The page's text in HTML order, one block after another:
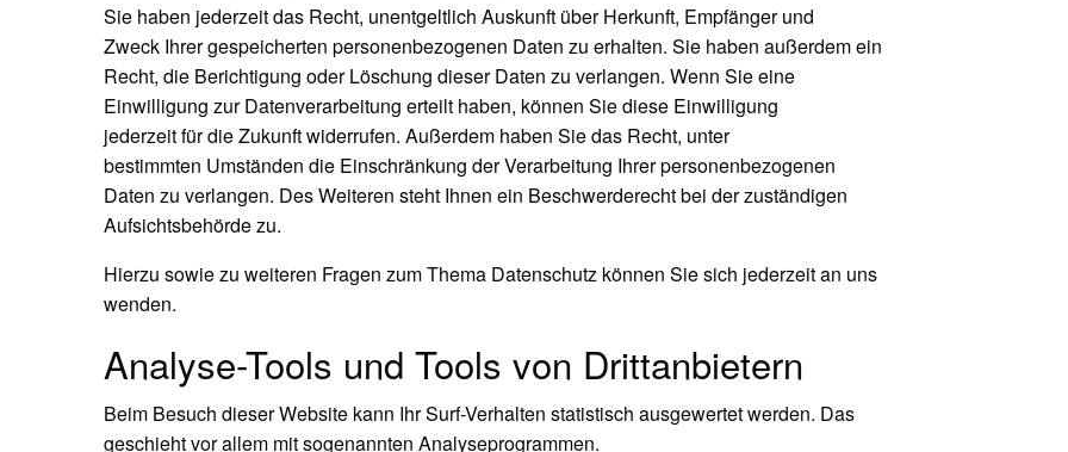
Sie haben jederzeit das Recht, unentgeltlich Auskunft über Herkunft, Empfänger und
Zweck Ihrer gespeicherten personenbezogenen Daten zu erhalten. Sie haben außerdem ein
Recht, die Berichtigung oder Löschung dieser Daten zu verlangen. Wenn Sie eine
Einwilligung zur Datenverarbeitung erteilt haben, können Sie diese Einwilligung
jederzeit für die Zukunft widerrufen. Außerdem haben Sie das Recht, unter
bestimmten Umständen die Einschränkung der Verarbeitung Ihrer personenbezogenen
Daten zu verlangen. Des Weiteren steht Ihnen ein Beschwerderecht bei der zuständigen
Aufsichtsbehörde zu.
Hierzu sowie zu weiteren Fragen zum Thema Datenschutz können Sie sich jederzeit an uns
wenden.
Analyse-Tools und Tools von Dritt­anbietern
Beim Besuch dieser Website kann Ihr Surf-Verhalten statistisch ausgewertet werden. Das
geschieht vor allem mit sogenannten Analyseprogrammen.